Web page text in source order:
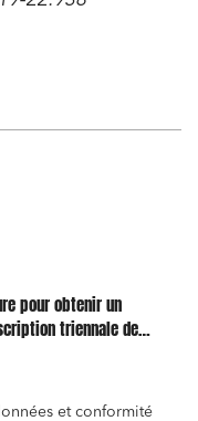
pour obtenir un
triennale de
et conformité